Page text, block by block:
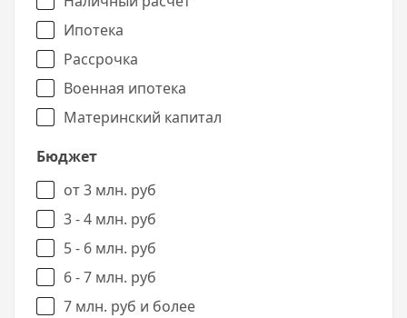
Ипотека
Рассрочка
Военная ипотека
Материнский капитал
Бюджет
от 3 млн. руб
3 - 4 млн. руб
5 - 6 млн. руб
6 - 7 млн. руб
7 млн. руб и более